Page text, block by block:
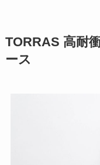
TORRAS 高耐
ース